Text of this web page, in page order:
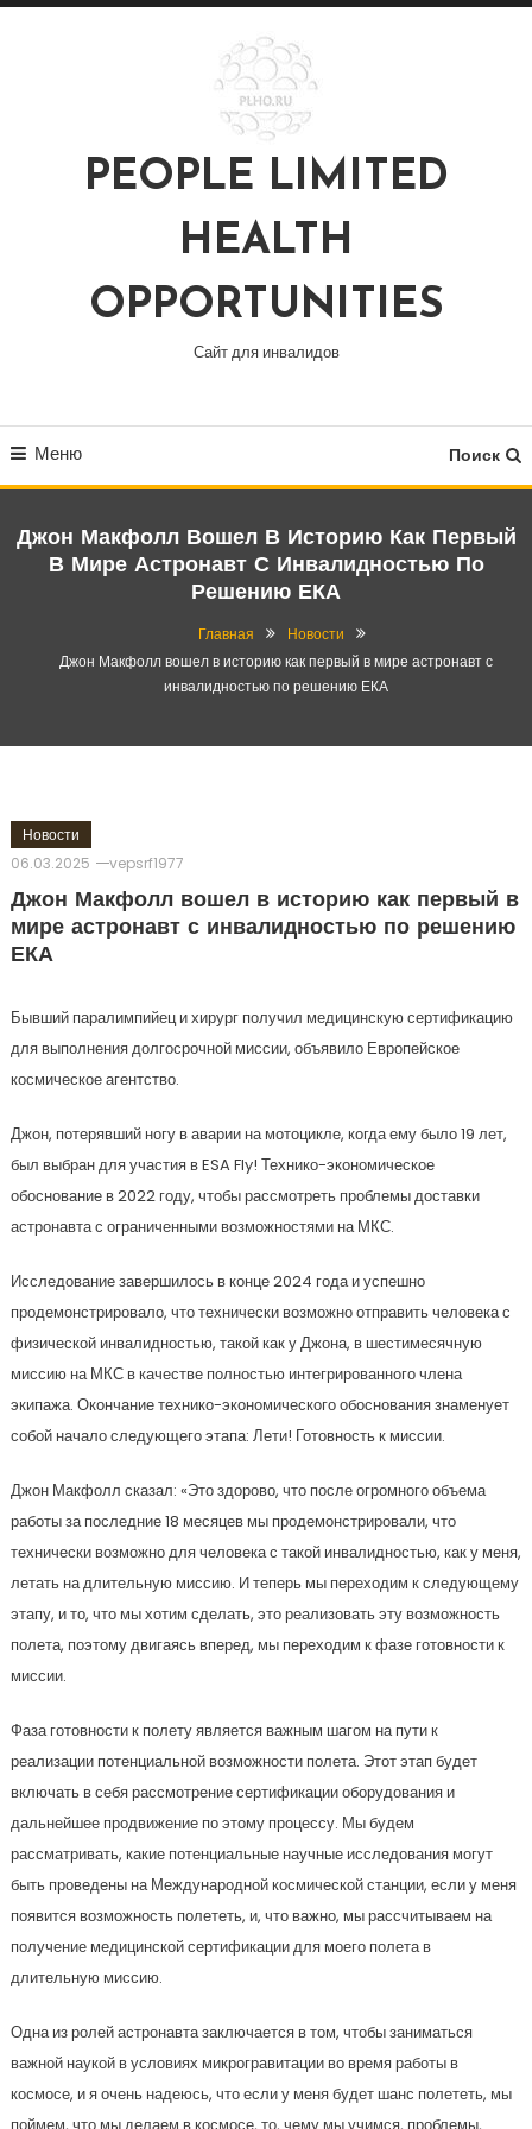
Перейти
PEOPLE LIMITED
HEALTH
OPPORTUNITIES
Сайт для инвалидов
Меню Поиск
Джон Макфолл Вошел В Историю Как Первый
В Мире Астронавт С Инвалидностью По
Решению ЕКА
Главная
Новости
Джон Макфолл вошел в историю как первый в мире астронавт с
инвалидностью по решению ЕКА
Новости
06.03.2025
vepsrf1977
Джон Макфолл вошел в историю как первый в
мире астронавт с инвалидностью по решению
ЕКА
Бывший паралимпийец и хирург получил медицинскую сертификацию
для выполнения долгосрочной миссии, объявило Европейское
космическое агентство.
Джон, потерявший ногу в аварии на мотоцикле, когда ему было 19 лет,
был выбран для участия в ESA Fly! Технико-экономическое
обоснование в 2022 году, чтобы рассмотреть проблемы доставки
астронавта с ограниченными возможностями на МКС.
Исследование завершилось в конце 2024 года и успешно
продемонстрировало, что технически возможно отправить человека с
физической инвалидностью, такой как у Джона, в шестимесячную
миссию на МКС в качестве полностью интегрированного члена
экипажа. Окончание технико-экономического обоснования знаменует
собой начало следующего этапа: Лети! Готовность к миссии.
Джон Макфолл сказал: «Это здорово, что после огромного объема
работы за последние 18 месяцев мы продемонстрировали, что
технически возможно для человека с такой инвалидностью, как у меня,
летать на длительную миссию. И теперь мы переходим к следующему
этапу, и то, что мы хотим сделать, это реализовать эту возможность
полета, поэтому двигаясь вперед, мы переходим к фазе готовности к
миссии.
Фаза готовности к полету является важным шагом на пути к
реализации потенциальной возможности полета. Этот этап будет
включать в себя рассмотрение сертификации оборудования и
дальнейшее продвижение по этому процессу. Мы будем
рассматривать, какие потенциальные научные исследования могут
быть проведены на Международной космической станции, если у меня
появится возможность полететь, и, что важно, мы рассчитываем на
получение медицинской сертификации для моего полета в
длительную миссию.
Одна из ролей астронавта заключается в том, чтобы заниматься
важной наукой в условиях микрогравитации во время работы в
космосе, и я очень надеюсь, что если у меня будет шанс полететь, мы